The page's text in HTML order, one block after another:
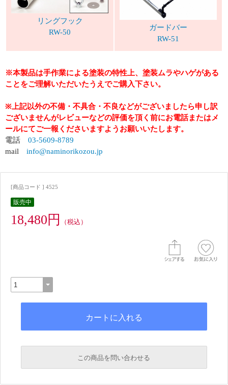
リングフック
RW-50
ガードバー
RW-51
※本製品は手作業による塗装の特性上、塗装ムラやハゲがある
ことをご理解いただいたうえでご購入下さい。
※上記以外の不備・不具合・不良などがございましたら申し訳
ございませんがレビューなどの評価を頂く前にお電話またはメ
ールにてご一報くださいますようお願いいたします。
電話 03-5609-8789
mail info@naminorikozou.jp
[商品コード ] 4525
販売中
18,480円 （税込）
この商品を問い合わせる